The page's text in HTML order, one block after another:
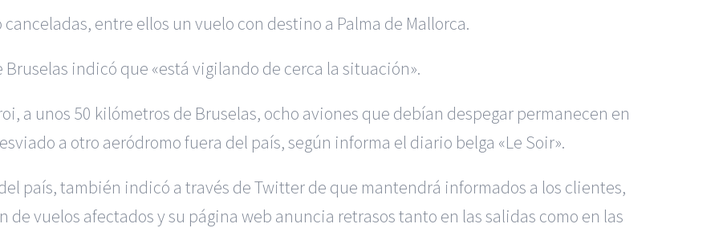
entre ellos un vuelo con destino a Palma de Mallorca.
indicó que «está vigilando de cerca la situación».
a unos 50 kilómetros de Bruselas, ocho aviones que debían despegar permanecen en
a otro aeródromo fuera del país, según informa el diario belga «Le Soir».
país, también indicó a través de Twitter de que mantendrá informados a los clientes,
vuelos afectados y su página web anuncia retrasos tanto en las salidas como en las